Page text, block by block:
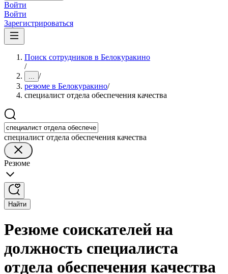
Войти
Войти
Зарегистрироваться
Поиск сотрудников в Белокуракино
/
... /
резюме в Белокуракино/
специалист отдела обеспечения качества
специалист отдела обеспечения качества
Резюме
Найти
Резюме соискателей на
должность специалиста
отдела обеспечения качества